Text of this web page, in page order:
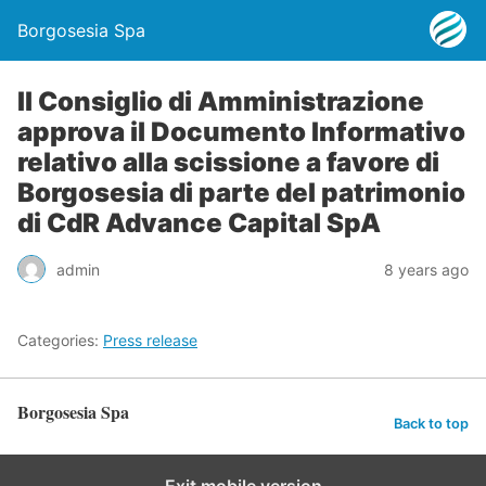
Borgosesia Spa
Il Consiglio di Amministrazione
approva il Documento Informativo
relativo alla scissione a favore di
Borgosesia di parte del patrimonio
di CdR Advance Capital SpA
admin 8 years ago
Categories: Press release
Borgosesia Spa Back to top